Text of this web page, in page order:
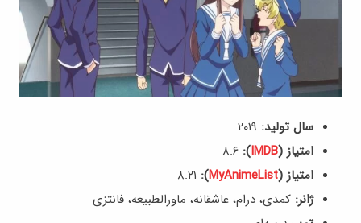
سال تولید:
امتیاز (IMDB
):
امتیاز (MyAnimeList
):
ژانر: کمدی، درام، عاشقانه، ماورالطبیعه، فانتزی